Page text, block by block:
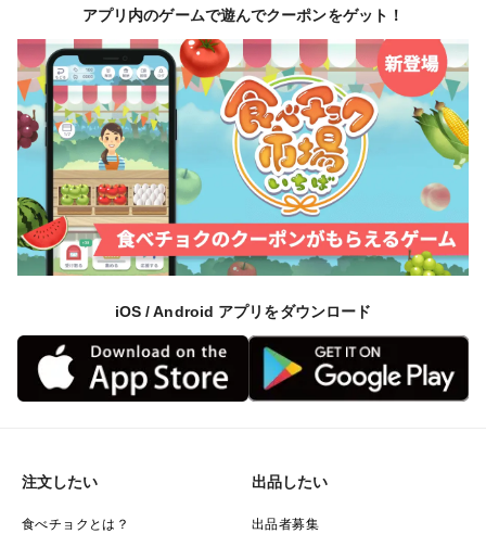
アプリ内のゲームで遊んでクーポンをゲット！
iOS / Android アプリをダウンロード
注文したい
食べチョクとは？
出品したい
出品者募集